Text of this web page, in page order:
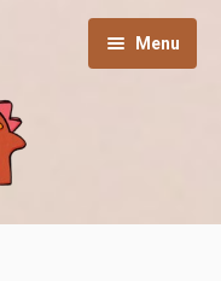
Menu